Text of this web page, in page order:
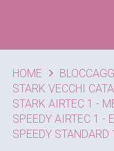
HOME
STARK VECCHI
STARK AIRTEC 1 -
SPEEDY AIRTEC 1 -
SPEEDY STANDARD